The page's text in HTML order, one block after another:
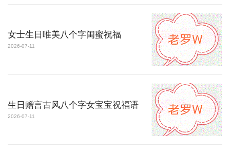
女士生日唯美八个字闺蜜祝福
2026-07-11
生日赠言古风八个字女宝宝祝福语
2026-07-11